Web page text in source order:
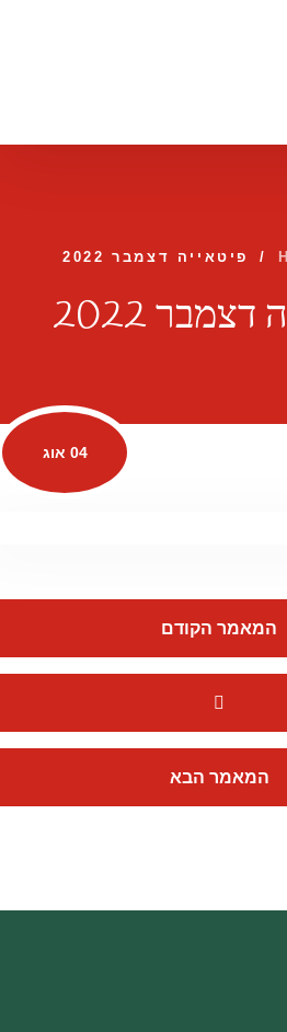
/ פיטאייה דצמבר 2022
2022
04 אוג
המאמר הקודם
המאמר הבא